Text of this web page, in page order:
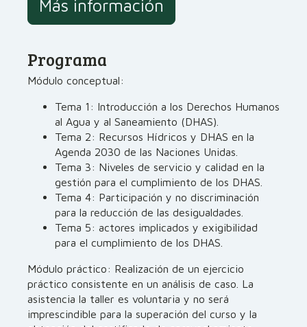
Más información
Programa
Módulo conceptual:
Tema 1: Introducción a los Derechos Humanos
al Agua y al Saneamiento (DHAS).
Tema 2: Recursos Hídricos y DHAS en la
Agenda 2030 de las Naciones Unidas.
Tema 3: Niveles de servicio y calidad en la
gestión para el cumplimiento de los DHAS.
Tema 4: Participación y no discriminación
para la reducción de las desigualdades.
Tema 5: actores implicados y exigibilidad
para el cumplimiento de los DHAS.
Módulo práctico: Realización de un ejercicio
práctico consistente en un análisis de caso. La
asistencia la taller es voluntaria y no será
imprescindible para la superación del curso y la